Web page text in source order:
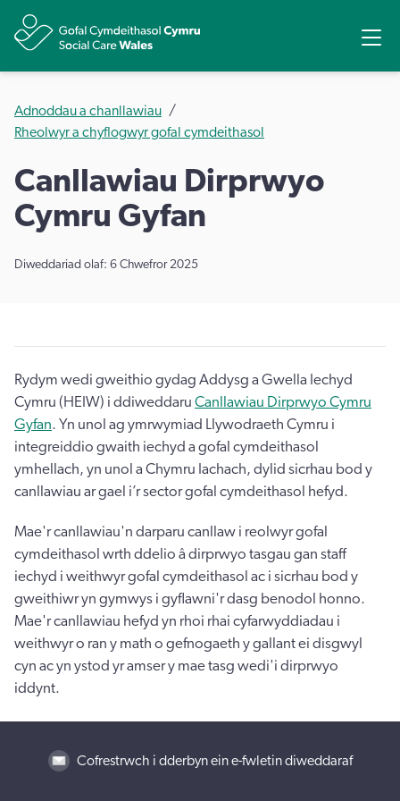
Adnoddau a chanllawiau
Rheolwyr a chyflogwyr gofal cymdeithasol
Canllawiau Dirprwyo
Cymru Gyfan
Diweddariad olaf: 6 Chwefror 2025
Rydym wedi gweithio gydag Addysg a Gwella Iechyd
Cymru (HEIW) i ddiweddaru Canllawiau Dirprwyo Cymru
Gyfan. Yn unol ag ymrwymiad Llywodraeth Cymru i
integreiddio gwaith iechyd a gofal cymdeithasol
ymhellach, yn unol a Chymru Iachach, dylid sicrhau bod y
canllawiau ar gael i’r sector gofal cymdeithasol hefyd.
Mae'r canllawiau'n darparu canllaw i reolwyr gofal
cymdeithasol wrth ddelio â dirprwyo tasgau gan staff
iechyd i weithwyr gofal cymdeithasol ac i sicrhau bod y
gweithiwr yn gymwys i gyflawni'r dasg benodol honno.
Mae'r canllawiau hefyd yn rhoi rhai cyfarwyddiadau i
weithwyr o ran y math o gefnogaeth y gallant ei disgwyl
cyn ac yn ystod yr amser y mae tasg wedi'i dirprwyo
iddynt.
Cofrestrwch i dderbyn ein e-fwletin diweddaraf